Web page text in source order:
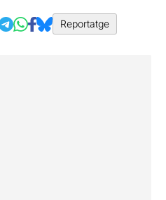
Reportatge